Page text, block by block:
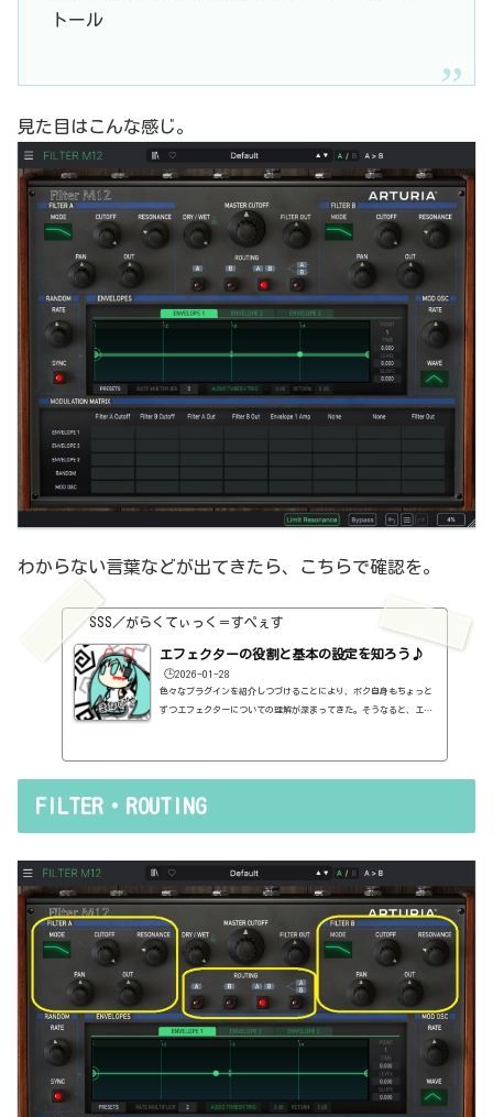
トール
見た目はこんな感じ。
わからない言葉などが出てきたら、こちらで確認を。
SSS／がらくてぃっく＝すぺぇす
エフェクターの役割と基本の設定を知ろう♪
🕒️2026-01-28
色々なプラグインを紹介しつづけることにより、ボク自身もちょっと
ずつエフェクターについての理解が深まってきた。そうなると、エフ
で基本的なつまみに関する説明を毎回書くのも、それはそれで面倒く
FILTER・ROUTING